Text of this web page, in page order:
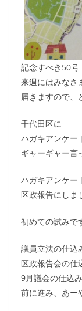
記念すべき50号
来週にはみなさ
届きますので、
千代田区に
ハガキアンケー
ギャーギャー言
ハガキアンケー
区政報告にしま
初めての試みで
議員立法の仕込
区政報告会の仕
9月議会の仕込
前に進み、あー